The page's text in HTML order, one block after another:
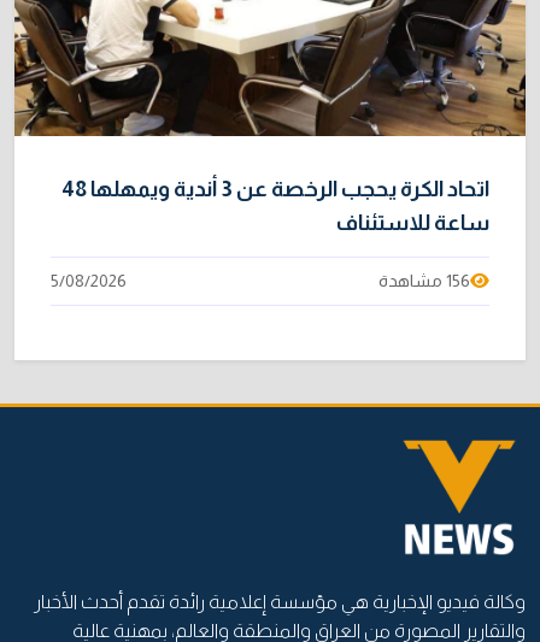
اتحاد الكرة يحجب الرخصة عن 3 أندية ويمهلها 48
ساعة للاستئناف
156 مشاهدة 5/08/2026
وكالة فيديو الإخبارية هي مؤسسة إعلامية رائدة تقدم أحدث الأخبار
والتقارير المصورة من العراق والمنطقة والعالم، بمهنية عالية